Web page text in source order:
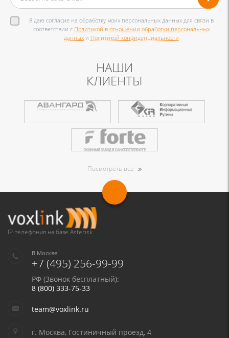
Я даю согласие на обработку моих персональных данных для связи в
соответствии с Политикой в отношении обработки персональных
данных и Политикой конфиденциальности
НАШИ
КЛИЕНТЫ
Посмотреть все
IP-телефония на базе Asterisk
В Москве:
+7 (495) 256-99-99
РФ (Звонок бесплатный):
8 (800) 333-75-33
team@voxlink.ru
г. Москва, Гостиничный проезд, 4